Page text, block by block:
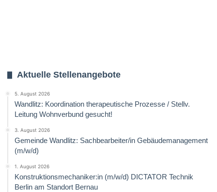
Aktuelle Stellenangebote
5. August 2026
Wandlitz: Koordination therapeutische Prozesse / Stellv.
Leitung Wohnverbund gesucht!
3. August 2026
Gemeinde Wandlitz: Sachbearbeiter/in Gebäudemanagement
(m/w/d)
1. August 2026
Konstruktionsmechaniker:in (m/w/d) DICTATOR Technik
Berlin am Standort Bernau